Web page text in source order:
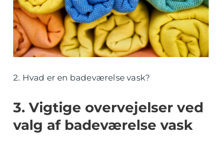
2. Hvad er en badeværelse vask?
3. Vigtige overvejelser ved
valg af badeværelse vask